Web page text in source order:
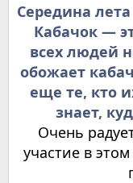
Середина
Кабачок —
всех людей
обожает
еще те, кто
знает,
Очень
участие в